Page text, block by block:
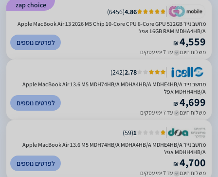
zap choice
4.86
(
6456
)
מחשב נייד Apple MacBook Air 13 2026 M5 Chip 10-Core CPU 8-Core GPU 512GB
16GB RAM MDHA4HB/A אפל
₪4,559
משלוח חינם עד 7 ימי עסקים
לפרטים נוספים
2.78
(
242
)
מחשב נייד Apple MacBook Air 13.6 M5 MDH74HB/A MDHA4HB/A MDHE4HB/A
MDHH4HB/A אפל
₪4,699
משלוח חינם עד 7 ימי עסקים
לפרטים נוספים
1
(
59
)
מחשב נייד Apple MacBook Air 13.6 M5 MDH74HB/A MDHA4HB/A MDHE4HB/A
MDHH4HB/A אפל
₪4,700
משלוח חינם עד 7 ימי עסקים
לפרטים נוספים